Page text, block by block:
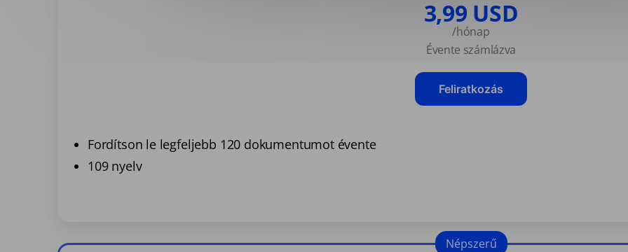
3,99 USD
/hónap
Évente számlázva
Feliratkozás
Fordítson le legfeljebb 120 dokumentumot évente
109 nyelv
Népszerű